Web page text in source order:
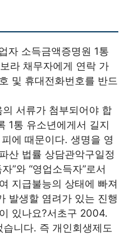
자 소득금액증명원 1통
라 채무자에게 연락 가
및 휴대전화번호를 반드
서류가 첨부되어야 합
1통 유소년에게서 길지
에 때문이다. 생명을 영
산 법률 상담관악구일정
”와 “영업소득자”로서
지급불능의 상태에 빠져
발생할 염려가 있는 진행
있나요?서초구 2004.
니다. 즉 개인회생제도